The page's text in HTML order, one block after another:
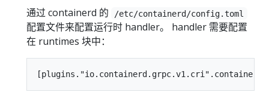
通过 containerd 的 /etc/containerd/config.toml
配置文件来配置运行时 handler。 handler 需要配置
在 runtimes 块中：